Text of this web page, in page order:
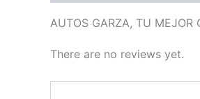
AUTOS GARZA, TU MEJOR
There are no reviews yet.